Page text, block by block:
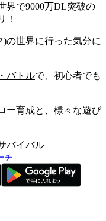
界で9000万DL突破の
！
の世界に行った気分に
バトルで、初心者でも
ー育成と、様々な遊び
バイバル
チ